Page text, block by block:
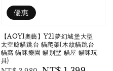
優惠
【AOYI奧藝】Y21夢幻城堡大型
太空艙貓跳台 貓爬架(木紋貓跳台
貓窩 貓咪樂園 貓別墅 貓屋 貓咪玩
具)